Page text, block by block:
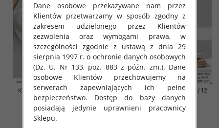
Klapki damskie Roz 36-42 / 12
par
41.00 zł
szczegóły
Klapki damskie Roz 36-42 / 12
par
41.00 zł
Dane osobowe przekazywane nam przez
Klientów przetwarzamy w sposób zgodny z
zakresem udzielonego przez Klientów
zezwolenia oraz wymogami prawa, w
szczególności zgodnie z ustawą z dnia 29
sierpnia 1997 r. o ochronie danych osobowych
(Dz. U. Nr 133, poz. 883 z późn. zm.). Dane
osobowe Klientów przechowujemy na
serwerach zapewniających ich pełne
bezpieczeństwo. Dostęp do bazy danych
posiadają jedynie uprawnieni pracownicy
Sklepu.